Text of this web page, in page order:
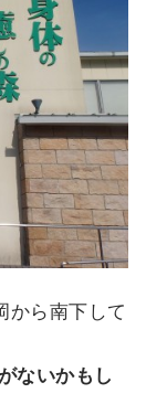
から南下して
ないかもし